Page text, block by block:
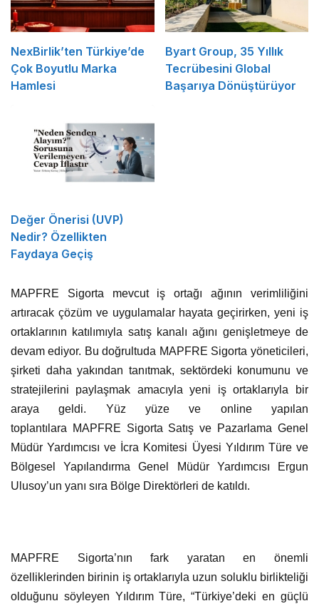
NexBirlik’ten Türkiye’de
Çok Boyutlu Marka
Hamlesi
Byart Group, 35 Yıllık
Tecrübesini Global
Başarıya Dönüştürüyor
Değer Önerisi (UVP)
Nedir? Özellikten
Faydaya Geçiş
MAPFRE Sigorta mevcut iş ortağı ağının verimliliğini
artıracak çözüm ve uygulamalar hayata geçirirken, yeni iş
ortaklarının katılımıyla satış kanalı ağını genişletmeye de
devam ediyor. Bu doğrultuda MAPFRE Sigorta yöneticileri,
şirketi daha yakından tanıtmak, sektördeki konumunu ve
stratejilerini paylaşmak amacıyla yeni iş ortaklarıyla bir
araya geldi. Yüz yüze ve online yapılan
toplantılara MAPFRE Sigorta Satış ve Pazarlama Genel
Müdür Yardımcısı ve İcra Komitesi Üyesi Yıldırım Türe ve
Bölgesel Yapılandırma Genel Müdür Yardımcısı Ergun
Ulusoy’un yanı sıra Bölge Direktörleri de katıldı.
MAPFRE Sigorta’nın fark yaratan en önemli
özelliklerinden birinin iş ortaklarıyla uzun soluklu birlikteliği
olduğunu söyleyen Yıldırım Türe, “Türkiye’deki en güçlü